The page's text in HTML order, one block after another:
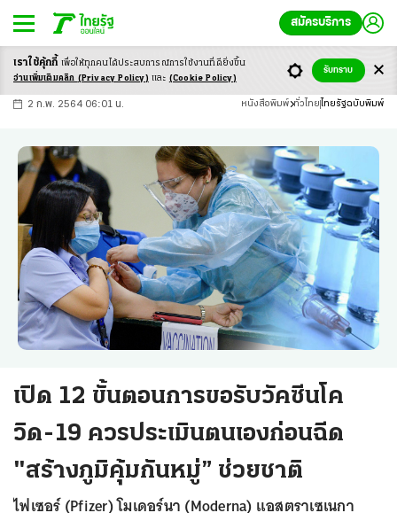
สมัครบริการ
-ก ก ก+
2 ก.พ. 2564 06:01 น. หนังสือพิมพ์ ทั่วไทย ไทยรัฐฉบับพิมพ์
เปิด 12 ขั้นตอนการขอรับวัคซีนโค
วิด-19 ควรประเมินตนเองก่อนฉีด
"สร้างภูมิคุ้มกันหมู่” ช่วยชาติ
ไฟเซอร์ (Pfizer) โมเดอร์นา (Moderna) แอสตราเซเนกา
เราใช้คุ้กกี้ เพื่อให้ทุกคนได้ประสบการณ์การใช้งานที่ดียิ่งขึ้น
อ่านเพิ่มเติมคลิก (Privacy Policy) และ (Cookie Policy)
รับทราบ